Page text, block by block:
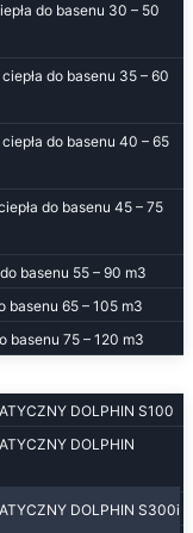
do basenu 30 – 50
do basenu 35 – 60
do basenu 40 – 65
do basenu 45 – 75
basenu 55 – 90 m3
basenu 65 – 105 m3
basenu 75 – 120 m3
DOLPHIN S100
DOLPHIN
DOLPHIN S300i